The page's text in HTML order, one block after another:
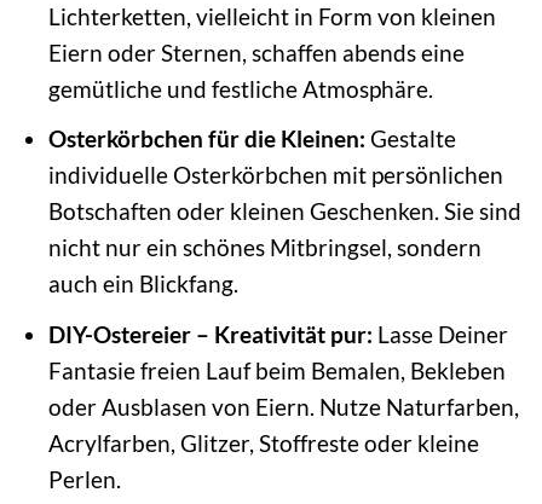
Lichterketten, vielleicht in Form von kleinen
Eiern oder Sternen, schaffen abends eine
gemütliche und festliche Atmosphäre.
Osterkörbchen für die Kleinen: Gestalte
individuelle Osterkörbchen mit persönlichen
Botschaften oder kleinen Geschenken. Sie sind
nicht nur ein schönes Mitbringsel, sondern
auch ein Blickfang.
DIY-Ostereier – Kreativität pur: Lasse Deiner
Fantasie freien Lauf beim Bemalen, Bekleben
oder Ausblasen von Eiern. Nutze Naturfarben,
Acrylfarben, Glitzer, Stoffreste oder kleine
Perlen.